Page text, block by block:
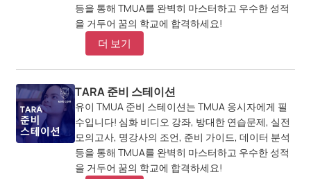
등을 통해 TMUA를 완벽히 마스터하고 우수한 성적
을 거두어 꿈의 학교에 합격하세요!
더 보기
TARA 준비 스테이션
유이 TMUA 준비 스테이션는 TMUA 응시자에게 필
수입니다! 심화 비디오 강좌, 방대한 연습문제, 실전
모의고사, 명강사의 조언, 준비 가이드, 데이터 분석
등을 통해 TMUA를 완벽히 마스터하고 우수한 성적
을 거두어 꿈의 학교에 합격하세요!